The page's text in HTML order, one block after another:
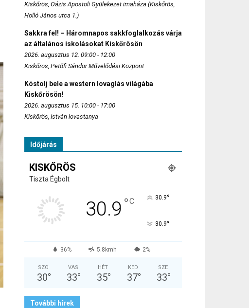
Kiskőrös, Oázis Apostoli Gyülekezet imaháza (Kiskőrös,
Holló János utca 1.)
Sakkra fel! – Háromnapos sakkfoglalkozás várja
az általános iskolásokat Kiskőrösön
2026. augusztus 12. 09:00 - 12:00
Kiskőrös, Petőfi Sándor Művelődési Központ
Kóstolj bele a western lovaglás világába
Kiskőrösön!
2026. augusztus 15. 10:00 - 17:00
Kiskőrös, István lovastanya
Időjárás
KISKŐRÖS
Tiszta Égbolt
30.9 °C 30.9°
30.9°
36% 5.8kmh 2%
SZO
30°
VAS
33°
HÉT
35°
KED
37°
SZE
33°
További hírek